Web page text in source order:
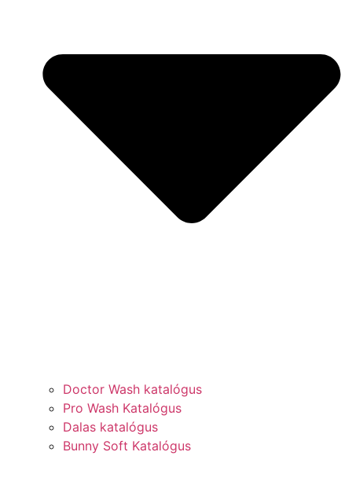
Doctor Wash katalógus
Pro Wash Katalógus
Dalas katalógus
Bunny Soft Katalógus